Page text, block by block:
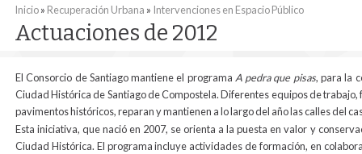
Se encuentra usted aquí
Inicio» Recuperación Urbana » Intervenciones en Espacio Público
Actuaciones de 2012
El Consorcio de Santiago mantiene el programa A pedra que pisas, para la
Ciudad Histórica de Santiago de Compostela. Diferentes equipos de
pavimentos históricos, reparan y mantienen a lo largo del año las calles del
Esta iniciativa, que nació en 2007, se orienta a la puesta en valor y
Ciudad Histórica. El programa incluye actividades de formación, en